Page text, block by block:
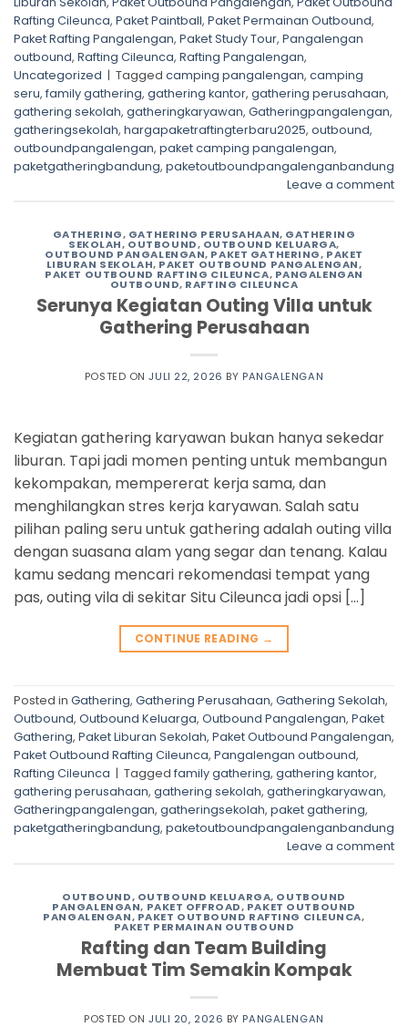
Rafting Cileunca, Paket Paintball, Paket Permainan Outbound,
Paket Rafting Pangalengan, Paket Study Tour, Pangalengan
outbound, Rafting Cileunca, Rafting Pangalengan,
Uncategorized | Tagged camping pangalengan, camping
seru, family gathering, gathering kantor, gathering perusahaan,
gathering sekolah, gatheringkaryawan, Gatheringpangalengan,
gatheringsekolah, hargapaketraftingterbaru2025, outbound,
outboundpangalengan, paket camping pangalengan,
paketgatheringbandung, paketoutboundpangalenganbandung
Leave a comment
GATHERING, GATHERING PERUSAHAAN, GATHERING
SEKOLAH, OUTBOUND, OUTBOUND KELUARGA,
OUTBOUND PANGALENGAN, PAKET GATHERING, PAKET
LIBURAN SEKOLAH, PAKET OUTBOUND PANGALENGAN,
PAKET OUTBOUND RAFTING CILEUNCA, PANGALENGAN
OUTBOUND, RAFTING CILEUNCA
Serunya Kegiatan Outing Villa untuk
Gathering Perusahaan
POSTED ONJULI 22, 2026 BY PANGALENGAN
Kegiatan gathering karyawan bukan hanya sekedar
liburan. Tapi jadi momen penting untuk membangun
kekompakan, mempererat kerja sama, dan
menghilangkan stres kerja karyawan. Salah satu
pilihan paling seru untuk gathering adalah outing villa
dengan suasana alam yang segar dan tenang. Kalau
kamu sedang mencari rekomendasi tempat yang
pas, outing vila di sekitar Situ Cileunca jadi opsi […]
CONTINUE READING →
Posted in Gathering, Gathering Perusahaan, Gathering Sekolah,
Outbound, Outbound Keluarga, Outbound Pangalengan, Paket
Gathering, Paket Liburan Sekolah, Paket Outbound Pangalengan,
Paket Outbound Rafting Cileunca, Pangalengan outbound,
Rafting Cileunca | Tagged family gathering, gathering kantor,
gathering perusahaan, gathering sekolah, gatheringkaryawan,
Gatheringpangalengan, gatheringsekolah, paket gathering,
paketgatheringbandung, paketoutboundpangalenganbandung
Leave a comment
OUTBOUND, OUTBOUND KELUARGA, OUTBOUND
PANGALENGAN, PAKET OFFROAD, PAKET OUTBOUND
PANGALENGAN, PAKET OUTBOUND RAFTING CILEUNCA,
PAKET PERMAINAN OUTBOUND
Rafting dan Team Building
Membuat Tim Semakin Kompak
POSTED ON JULI 20, 2026 BY PANGALENGAN